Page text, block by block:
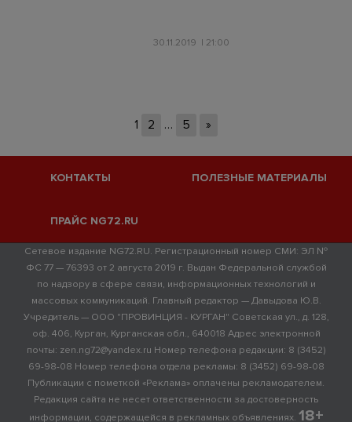
30.11.2019 21:00
1 2 … 5 »
КОНТАКТЫ ПОЛЕЗНЫЕ МАТЕРИАЛЫ
ПРАЙС NG72.RU
Сетевое издание NG72.RU. Регистрационный номер СМИ: ЭЛ №
ФС 77 — 76393 от 2 августа 2019 г. Выдан Федеральной службой
по надзору в сфере связи, информационных технологий и
массовых коммуникаций. Главный редактор — Давыдова Ю.В.
Учредитель — ООО "ПРОВИНЦИЯ - КУРГАН" Советская ул., д. 128,
оф. 406, Курган, Курганская обл., 640018 Адрес электронной
почты: zen.ng72@yandex.ru Номер телефона редакции: 8 (3452)
69-98-08 Номер телефона отдела рекламы: 8 (3452) 69-98-08
Публикации с пометкой «Реклама» оплачены рекламодателем.
Редакция сайта не несет ответственности за достоверность
информации, содержащейся в рекламных объявлениях. 18+